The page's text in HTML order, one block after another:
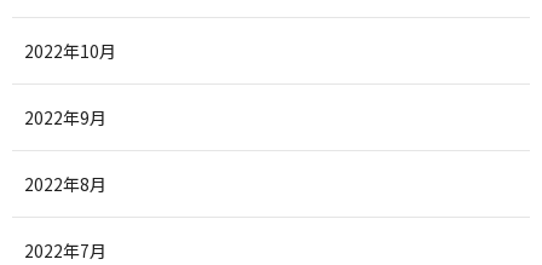
2022年10月
2022年9月
2022年8月
2022年7月